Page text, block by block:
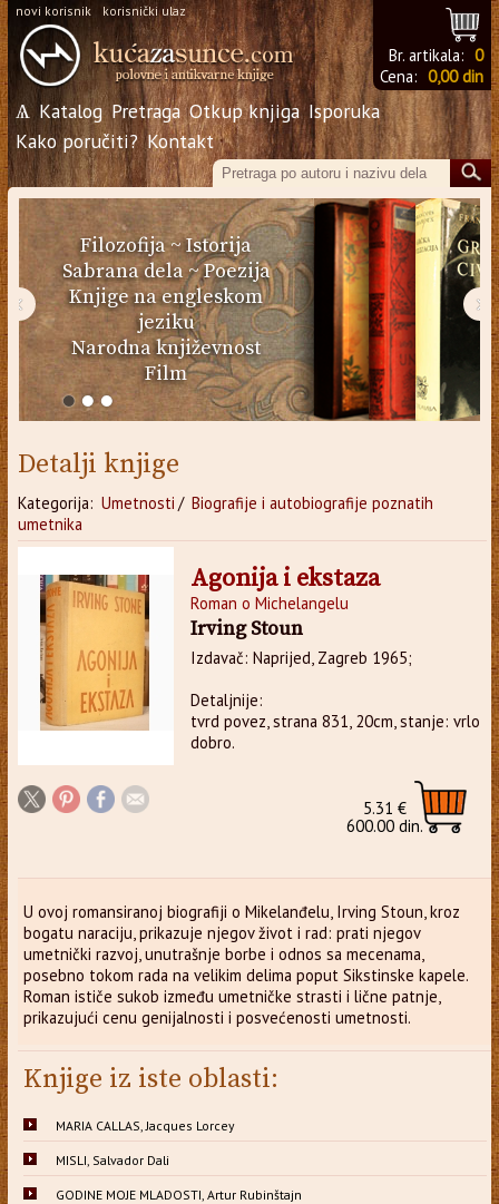
novi korisnik korisnički ulaz
Br. artikala: 0
Cena: 0,00 din
Ѧ Katalog Pretraga Otkup knjiga Isporuka
Kako poručiti? Kontakt
Filozofija~Istorija
Sabrana dela~Poezija
Knjige na engleskom
jeziku
Narodna književnost
Film
‹ ›
Detalji knjige
Kategorija: Umetnosti / Biografije i autobiografije poznatih
umetnika
Agonija i ekstaza
Roman o Michelangelu
Irving Stoun
Izdavač: Naprijed, Zagreb 1965;
Detaljnije:
tvrd povez, strana 831, 20cm, stanje: vrlo
dobro.
5.31 €
600.00 din.
U ovoj romansiranoj biografiji o Mikelanđelu, Irving Stoun, kroz
bogatu naraciju, prikazuje njegov život i rad: prati njegov
umetnički razvoj, unutrašnje borbe i odnos sa mecena­ma,
posebno tokom rada na velikim delima poput Sikstinske kapele.
Roman ističe sukob između umetničke strasti i lične patnje,
prikazujući cenu genijalnosti i posvećenosti umetnosti.
Knjige iz iste oblasti:
MARIA CALLAS, Jacques Lorcey
MISLI, Salvador Dali
GODINE MOJE MLADOSTI, Artur Rubinštajn